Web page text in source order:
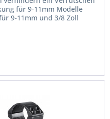
für 9-11mm Modelle
9-11mm und 3/8 Zoll